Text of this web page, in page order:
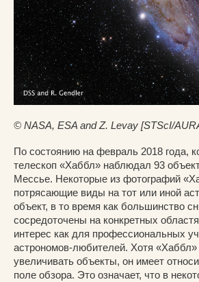
© NASA, ESA and Z. Levay [STScI/
По состоянию на февраль 2018 года,
телескоп «Хаббл» наблюдал 93
Мессье. Некоторые из фотографий
потрясающие виды на тот или иной
объект, в то время как большинство
сосредоточены на конкретных
интерес как для профессиональных
астрономов-любителей. Хотя «Хаббл»
увеличивать объекты, он имеет
поле обзора. Это означает, что в